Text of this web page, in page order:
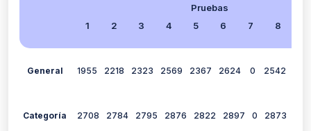
Pruebas
1
2 3 4 5 6 7 8
General 1955 2218 2323 2569 2367 2624 0 2542
Categoría 2708 2784 2795 2876 2822 2897 0 2873